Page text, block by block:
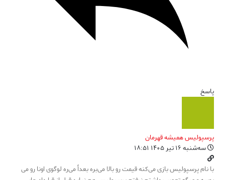
پاسخ
پرسپولیس همیشه قهرمان
سه‌شنبه ۱۶ تیر ۱۴۰۵ ۱۸:۵۱
با نام پرسپولیس بازی می‌کنه قیمت رو بالا می‌بره بعداً می‌ره لوگوی اونا رو می